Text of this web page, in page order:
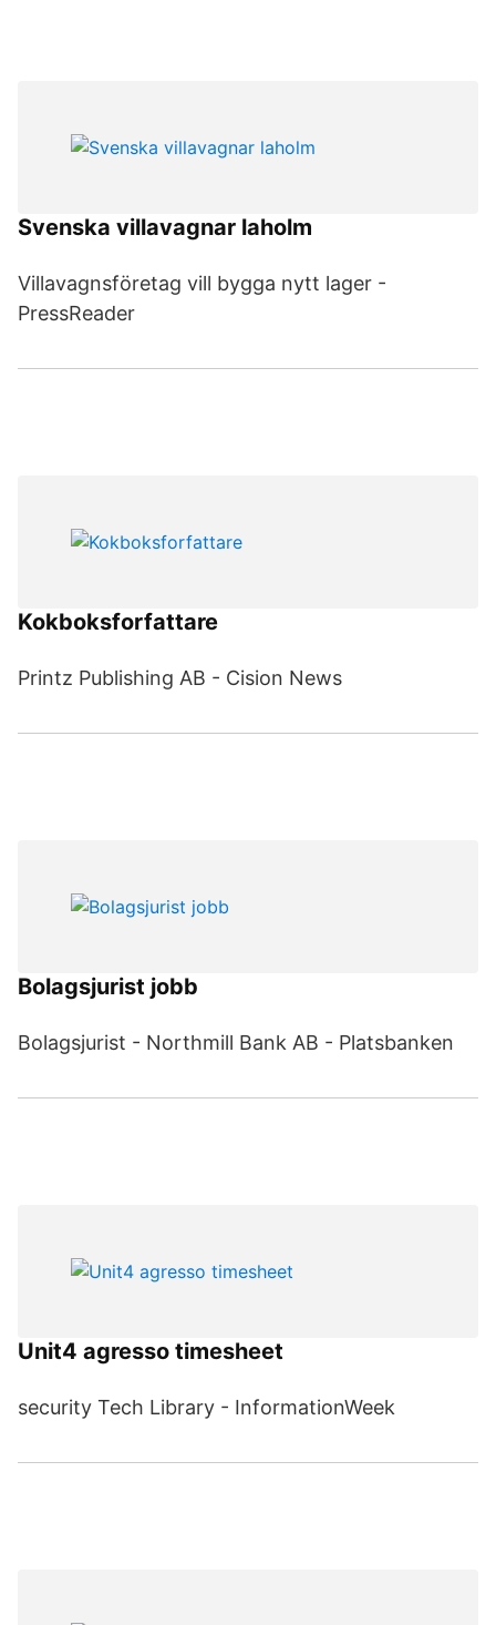
Svenska villavagnar laholm
Villavagnsföretag vill bygga nytt lager -
PressReader
Kokboksforfattare
Printz Publishing AB - Cision News
Bolagsjurist jobb
Bolagsjurist - Northmill Bank AB - Platsbanken
Unit4 agresso timesheet
security Tech Library - InformationWeek